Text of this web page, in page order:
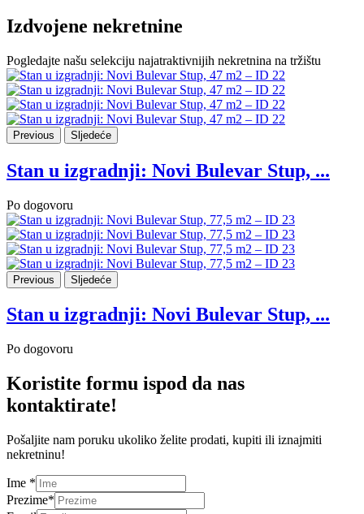
Izdvojene nekretnine
Pogledajte našu selekciju najatraktivnijih nekretnina na tržištu
Previous Sljedeće
Stan u izgradnji: Novi Bulevar Stup, ...
Po dogovoru
Previous Sljedeće
Stan u izgradnji: Novi Bulevar Stup, ...
Po dogovoru
Koristite formu ispod da nas
kontaktirate!
Pošaljite nam poruku ukoliko želite prodati, kupiti ili iznajmiti
nekretninu!
Ime *
Prezime*